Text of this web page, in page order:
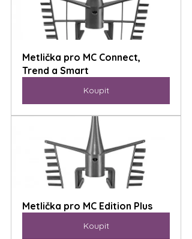
Metlička pro MC Connect,
Trend a Smart
Koupit
Metlička pro MC Edition Plus
Koupit